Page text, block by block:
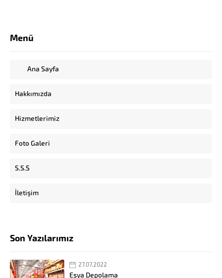
Menü
Ana Sayfa
Hakkımızda
Hizmetlerimiz
Foto Galeri
S.S.S
İletişim
Son Yazılarımız
27.07.2022
Eşya Depolama